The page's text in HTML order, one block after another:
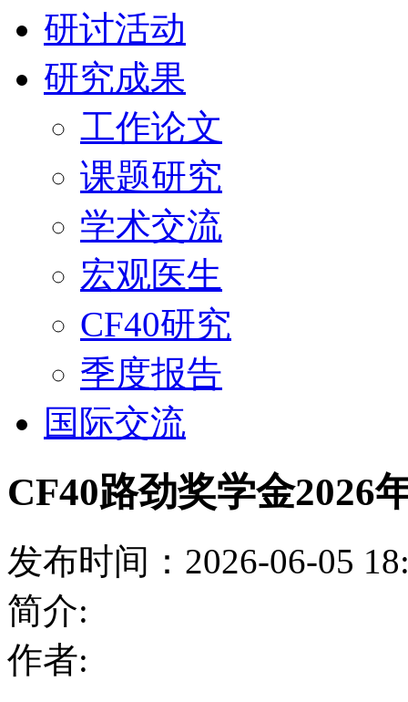
研讨活动
研究成果
工作论文
课题研究
学术交流
宏观医生
CF40研究
季度报告
国际交流
CF40路劲奖学金2026
发布时间：2026-06-05
简介:
作者: